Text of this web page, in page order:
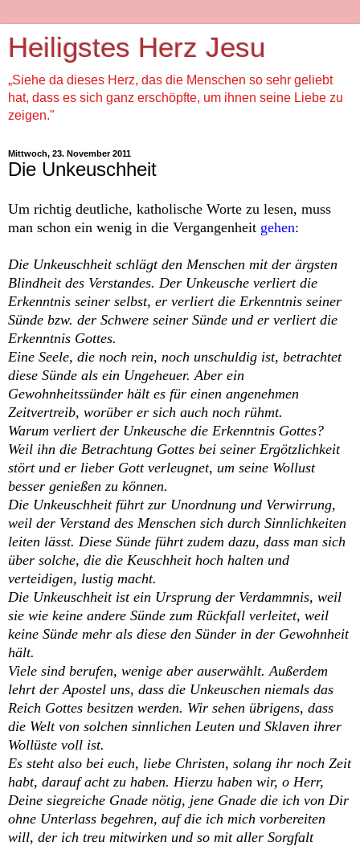
Heiligstes Herz Jesu
„Siehe da dieses Herz, das die Menschen so sehr geliebt
hat, dass es sich ganz erschöpfte, um ihnen seine Liebe zu
zeigen."
Mittwoch, 23. November 2011
Die Unkeuschheit
Um richtig deutliche, katholische Worte zu lesen, muss
man schon ein wenig in die Vergangenheit gehen:
Die Unkeuschheit schlägt den Menschen mit der ärgsten
Blindheit des Verstandes. Der Unkeusche verliert die
Erkenntnis seiner selbst, er verliert die Erkenntnis seiner
Sünde bzw. der Schwere seiner Sünde und er verliert die
Erkenntnis Gottes.
Eine Seele, die noch rein, noch unschuldig ist, betrachtet
diese Sünde als ein Ungeheuer. Aber ein
Gewohnheitssünder hält es für einen angenehmen
Zeitvertreib, worüber er sich auch noch rühmt.
Warum verliert der Unkeusche die Erkenntnis Gottes?
Weil ihn die Betrachtung Gottes bei seiner Ergötzlichkeit
stört und er lieber Gott verleugnet, um seine Wollust
besser genießen zu können.
Die Unkeuschheit führt zur Unordnung und Verwirrung,
weil der Verstand des Menschen sich durch Sinnlichkeiten
leiten lässt. Diese Sünde führt zudem dazu, dass man sich
über solche, die die Keuschheit hoch halten und
verteidigen, lustig macht.
Die Unkeuschheit ist ein Ursprung der Verdammnis, weil
sie wie keine andere Sünde zum Rückfall verleitet, weil
keine Sünde mehr als diese den Sünder in der Gewohnheit
hält.
Viele sind berufen, wenige aber auserwählt. Außerdem
lehrt der Apostel uns, dass die Unkeuschen niemals das
Reich Gottes besitzen werden. Wir sehen übrigens, dass
die Welt von solchen sinnlichen Leuten und Sklaven ihrer
Wollüste voll ist.
Es steht also bei euch, liebe Christen, solang ihr noch Zeit
habt, darauf acht zu haben. Hierzu haben wir, o Herr,
Deine siegreiche Gnade nötig, jene Gnade die ich von Dir
ohne Unterlass begehren, auf die ich mich vorbereiten
will, der ich treu mitwirken und so mit aller Sorgfalt